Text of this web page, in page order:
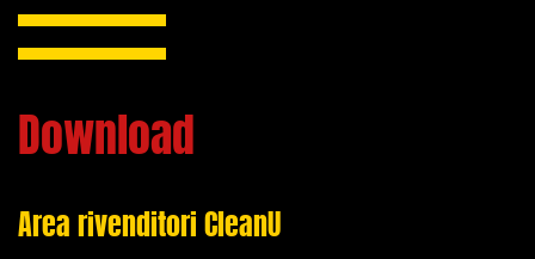
Download
Area rivenditori CleanU